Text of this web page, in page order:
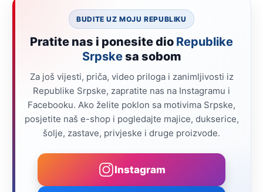
BUDITE UZ MOJU REPUBLIKU
Pratite nas i ponesite dio Republike
Srpskesa sobom
Za još vijesti, priča, video priloga i zanimljivosti iz
Republike Srpske, zapratite nas na Instagramu i
Facebooku. Ako želite poklon sa motivima Srpske,
posjetite naš e-shop i pogledajte majice, dukserice,
šolje, zastave, privjeske i druge proizvode.
Instagram